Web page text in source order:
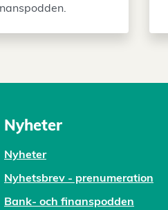
Nyheter
Nyheter
Nyhetsbrev - prenumeration
Bank- och finanspodden